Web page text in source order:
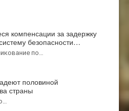
компенсации за задержку
безопасности…
по…
половиной
страны